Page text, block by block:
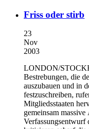
Friss oder stirb
23
Nov
2003
LONDON/
Bestrebungen, die
auszubauen und in
festzuschreiben,
Mitgliedsstaaten
gemeinsam
Verfassungsentwurf